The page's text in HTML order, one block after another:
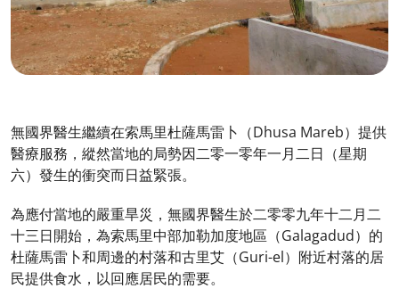
無國界醫生繼續在索馬里杜薩馬雷卜（Dhusa Mareb）提供
醫療服務，縱然當地的局勢因二零一零年一月二日（星期
六）發生的衝突而日益緊張。
為應付當地的嚴重旱災，無國界醫生於二零零九年十二月二
十三日開始，為索馬里中部加勒加度地區（Galagadud）的
杜薩馬雷卜和周邊的村落和古里艾（Guri-el）附近村落的居
民提供食水，以回應居民的需要。